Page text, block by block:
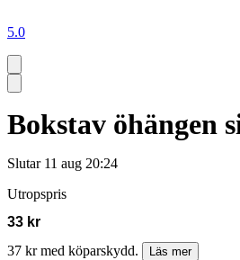
5.0
Bokstav öhängen
Slutar 11 aug 20:24
Utropspris
33 kr
37 kr med köparskydd.
Läs mer